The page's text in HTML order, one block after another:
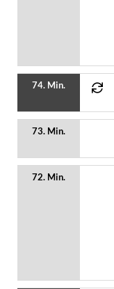
74. Min.
73. Min.
72. Min.